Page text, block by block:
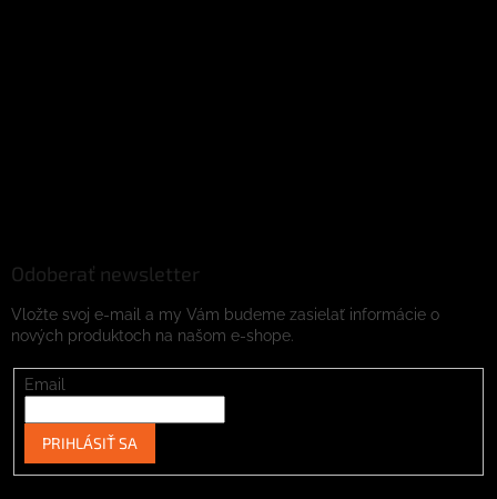
Odoberať newsletter
Vložte svoj e-mail a my Vám budeme zasielať informácie o
nových produktoch na našom e-shope.
Email
PRIHLÁSIŤ SA